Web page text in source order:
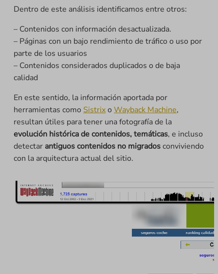
Dentro de este análisis identificamos entre otros:
– Contenidos con información desactualizada.
– Páginas con un bajo rendimiento de tráfico o uso por
parte de los usuarios
– Contenidos considerados duplicados o de baja
calidad
En este sentido, la información aportada por
herramientas como Sistrixo Wayback Machine,
resultan útiles para tener una fotografía de la
evolución histórica de contenidos, temáticas, e incluso
detectar antiguoscontenidos no migradosconviviendo
con la arquitectura actual del sitio.